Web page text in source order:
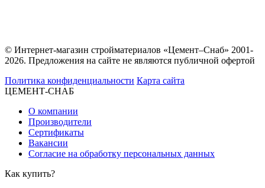
© Интернет-магазин стройматериалов «Цемент–Снаб» 2001-
2026. Предложения на сайте не являются публичной офертой
Политика конфиденциальности Карта сайта
ЦЕМЕНТ-СНАБ
О компании
Производители
Сертификаты
Вакансии
Согласие на обработку персональных данных
Как купить?